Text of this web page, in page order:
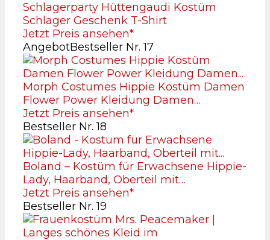
Schlagerparty Hüttengaudi Kostüm
Schlager Geschenk T-Shirt
Jetzt Preis ansehen*
AngebotBestseller Nr. 17
Morph Costumes Hippie Kostüm Damen
Flower Power Kleidung Damen…
Jetzt Preis ansehen*
Bestseller Nr. 18
Boland – Kostüm für Erwachsene Hippie-
Lady, Haarband, Oberteil mit…
Jetzt Preis ansehen*
Bestseller Nr. 19